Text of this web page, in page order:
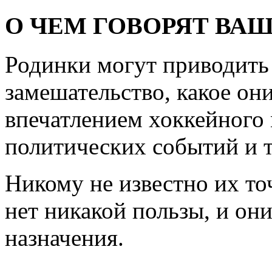
О ЧЕМ ГОВОРЯТ
Родинки могут
замешательство, какое
впечатлением
политических событий и
Никому не известно их
нет никакой пользы, и
назначения.